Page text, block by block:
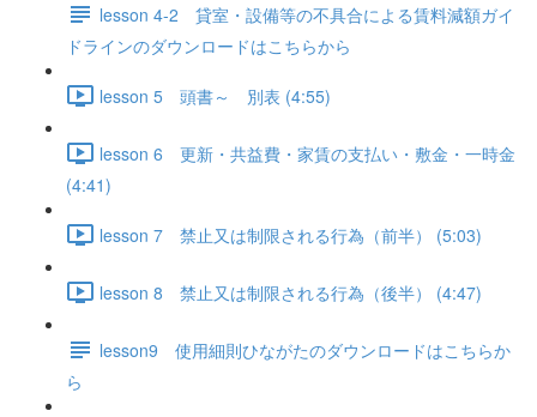
lesson 4-2 貸室・設備等の不具合による賃料減額ガイ
ドラインのダウンロードはこちらから
lesson 5 頭書～ 別表 (4:55)
lesson 6 更新・共益費・家賃の支払い・敷金・一時金
(4:41)
lesson 7 禁止又は制限される行為（前半） (5:03)
lesson 8 禁止又は制限される行為（後半） (4:47)
lesson9 使用細則ひながたのダウンロードはこちらか
ら